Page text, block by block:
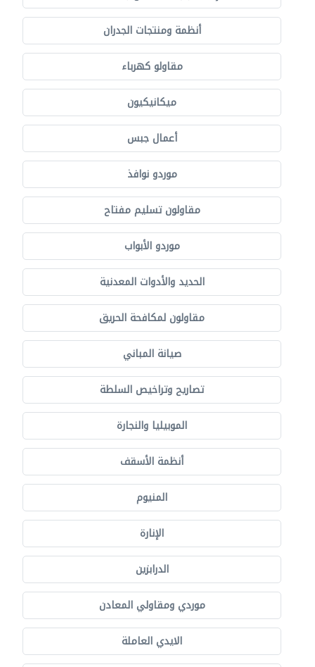
أنظمة ومنتجات الجدران
مقاولو كهرباء
ميكانيكيون
أعمال جبس
موردو نوافذ
مقاولون تسليم مفتاح
موردو الأبواب
الحديد والأدوات المعدنية
مقاولون لمكافحة الحريق
صيانة المباني
تصاريح وتراخيص السلطة
الموبيليا والنجارة
أنظمة الأسقف
المنيوم
الإنارة
الدرابزين
موردي ومقاولي المعادن
الايدي العاملة